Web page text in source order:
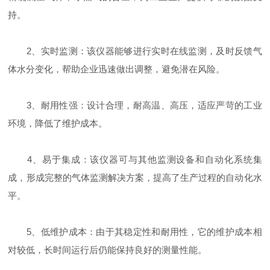
持。
2、实时监测：该仪器能够进行实时在线监测，及时反馈气
体水分变化，帮助企业迅速做出调整，避免潜在风险。
3、耐用性强：设计合理，耐高温、高压，适应严苛的工业
环境，降低了维护成本。
4、易于集成：该仪器可与其他监测设备和自动化系统集
成，形成完整的气体监测解决方案，提高了生产过程的自动化水
平。
5、低维护成本：由于其稳定性和耐用性，它的维护成本相
对较低，长时间运行后仍能保持良好的测量性能。